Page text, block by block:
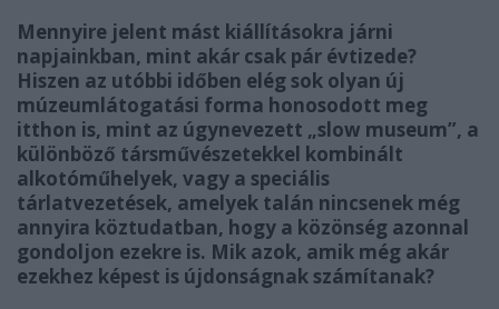
Mennyire jelent mást kiállításokra járni
napjainkban, mint akár csak pár évtizede?
Hiszen az utóbbi időben elég sok olyan új
múzeumlátogatási forma honosodott meg
itthon is, mint az úgynevezett „slow museum”, a
különböző társművészetekkel kombinált
alkotóműhelyek, vagy a speciális
tárlatvezetések, amelyek talán nincsenek még
annyira köztudatban, hogy a közönség azonnal
gondoljon ezekre is. Mik azok, amik még akár
ezekhez képest is újdonságnak számítanak?